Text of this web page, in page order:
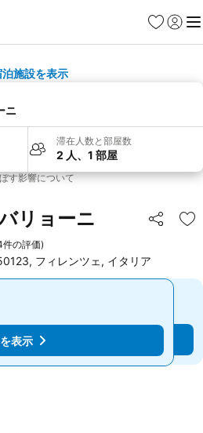
お気に入り
ログイ
メ
施設を表示
ニ
滞在人数と部屋数
2 人、1 部屋
す影響について
リョーニ シェア
お
の評価)
フィレンツェ, イタリア
金を表示
表示